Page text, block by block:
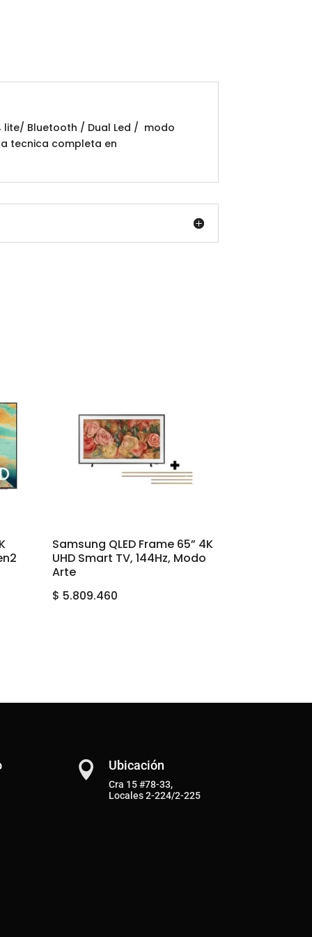
lite/ Bluetooth / Dual Led / modo
tecnica completa en
Samsung QLED Frame 65” 4K
UHD Smart TV, 144Hz, Modo
Arte
$ 5.809.460
 Ubicación
Cra 15 #78-33,
Locales 2-224/2-225